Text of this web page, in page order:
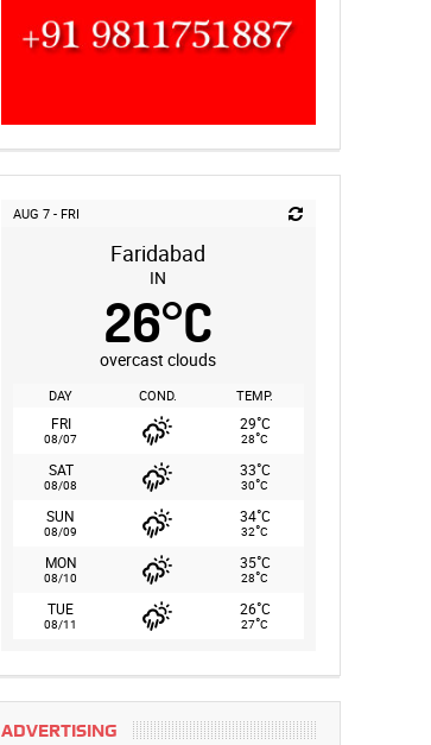
AUG 7 - FRI
Faridabad
IN
26°C
overcast clouds
DAY COND. TEMP.
FRI
08/07
29°C
28°C
SAT
08/08
33°C
30°C
SUN
08/09
34°C
32°C
MON
08/10
35°C
28°C
TUE
08/11
26°C
27°C
ADVERTISING